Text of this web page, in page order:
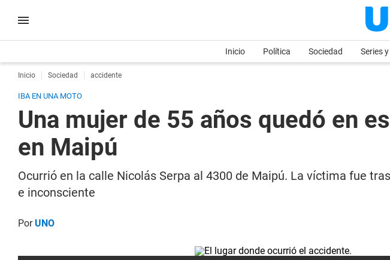
Inicio Política Sociedad Series
Inicio Sociedad accidente
IBA EN UNA MOTO
Una mujer de 55 años quedó en
en Maipú
Ocurrió en la calle Nicolás Serpa al 4300 de Maipú. La víctima fue
e inconsciente
PorUNO